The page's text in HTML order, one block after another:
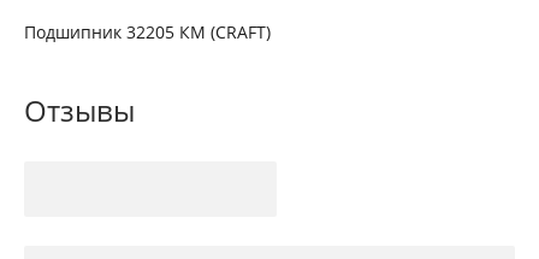
Подшипник 32205 КМ (CRAFT)
Отзывы